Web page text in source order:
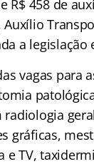
R$ 458 de
a legislação
vagas para
gráficas,
e TV,